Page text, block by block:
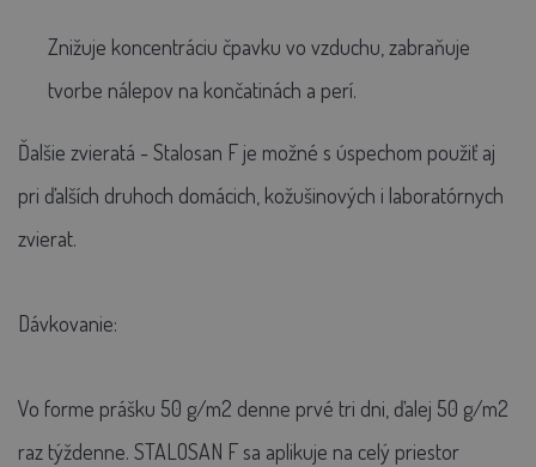
Znižuje koncentráciu čpavku vo vzduchu, zabraňuje
tvorbe nálepov na končatinách a perí.
Ďalšie zvieratá - Stalosan F je možné s úspechom použiť aj
pri ďalších druhoch domácich, kožušinových i laboratórnych
zvierat.
Dávkovanie:
Vo forme prášku 50 g/m2 denne prvé tri dni, ďalej 50 g/m2
raz týždenne. STALOSAN F sa aplikuje na celý priestor